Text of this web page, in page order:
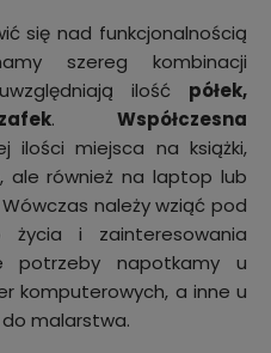
się nad funkcjonalnością
szereg kombinacji
ilość półek,
.Współczesna
ilości miejsca na książki,
ale również na laptop lub
należy wziąć pod
życia i zainteresowania
potrzeby napotkamy u
komputerowych, a inne u
malarstwa.